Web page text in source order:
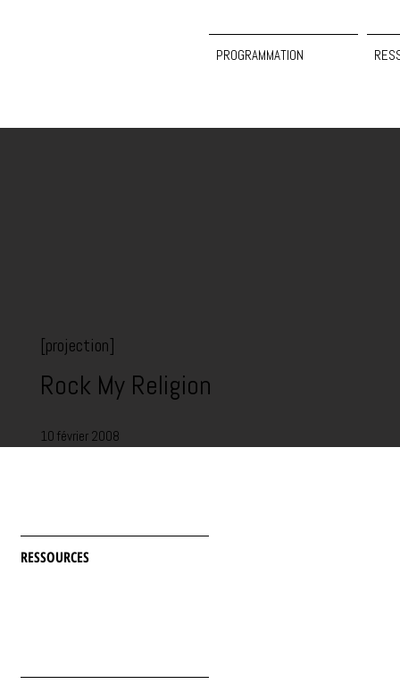
PROGRAMMATION
[projection]
Rock My Religion
10 février 2008
RESSOURCES